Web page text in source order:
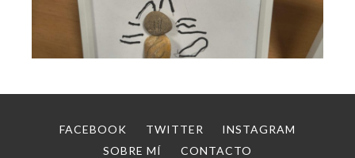
FACEBOOK TWITTER
INSTAGRAM
SOBRE MÍ
CONTACTO